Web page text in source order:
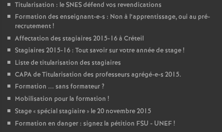
Titularisation : leSNESdéfend vos revendications
Formation des enseignant-e-s : Non à l’apprentissage, oui au pré-
recrutement!
Affectation des stagiaires 2015-16 à Créteil
Stagiaires 2015-16 : Tout savoir sur votre année de stage!
Liste de titularisation des stagiaires
CAPAde Titularisation des professeurs agrégé-e-s 2015.
Formation ... sans formateur?
Mobilisation pour la formation !
Stage «spécial stagiaire» le 20 novembre 2015
Formation en danger : signez la pétition FSU - UNEF!